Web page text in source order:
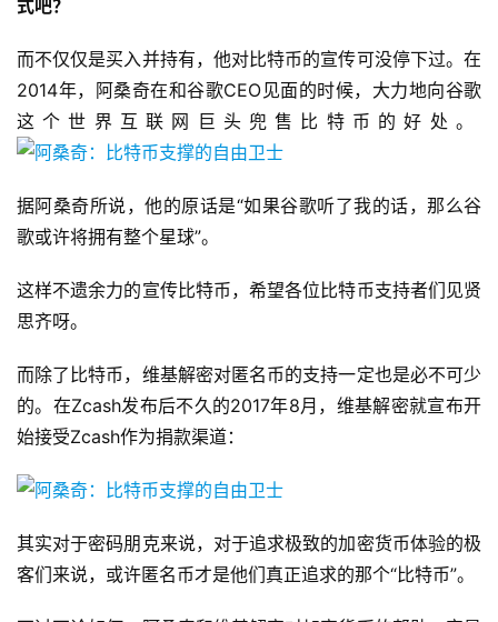
式吧？
而不仅仅是买入并持有，他对比特币的宣传可没停下过。在
2014年，阿桑奇在和谷歌CEO见面的时候，大力地向谷歌
这个世界互联网巨头兜售比特币的好处。​
据阿桑奇所说，他的原话是“如果谷歌听了我的话，那么谷
歌或许将拥有整个星球”。
这样不遗余力的宣传比特币，希望各位比特币支持者们见贤
思齐呀。
而除了比特币，维基解密对匿名币的支持一定也是必不可少
的。在Zcash发布后不久的2017年8月，维基解密就宣布开
始接受Zcash作为捐款渠道：
其实对于密码朋克来说，对于追求极致的加密货币体验的极
客们来说，或许匿名币才是他们真正追求的那个“比特币”。